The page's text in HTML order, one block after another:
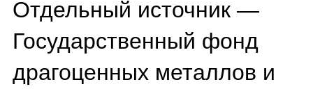
моделей часто
отсутствуют сертификаты
подлинности. В-третьих,
неидеальное состояние: в